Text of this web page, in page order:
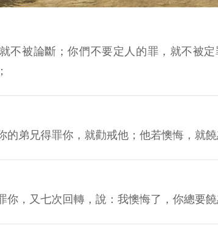
不被論斷；你們不要定人的罪，就不被
的弟兄得罪你，就勸戒他；他若懊悔，就饒
你，又七次回轉，說：我懊悔了，你總要饒